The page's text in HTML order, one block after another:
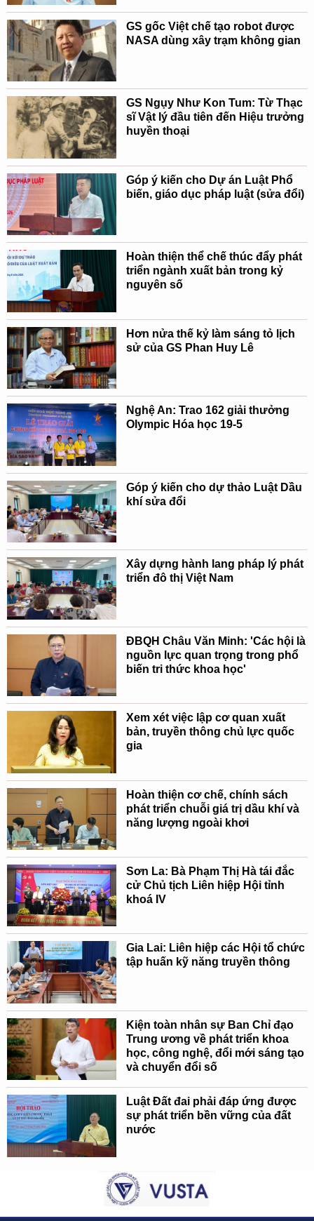
GS gốc Việt chế tạo robot được
NASA dùng xây trạm không gian
GS Ngụy Như Kon Tum: Từ Thạc
sĩ Vật lý đầu tiên đến Hiệu trưởng
huyền thoại
Góp ý kiến cho Dự án Luật Phổ
biến, giáo dục pháp luật (sửa đổi)
Hoàn thiện thể chế thúc đẩy phát
triển ngành xuất bản trong kỷ
nguyên số
Hơn nửa thế kỷ làm sáng tỏ lịch
sử của GS Phan Huy Lê
Nghệ An: Trao 162 giải thưởng
Olympic Hóa học 19-5
Góp ý kiến cho dự thảo Luật Dầu
khí sửa đổi
Xây dựng hành lang pháp lý phát
triển đô thị Việt Nam
ĐBQH Châu Văn Minh: 'Các hội là
nguồn lực quan trọng trong phổ
biến tri thức khoa học'
Xem xét việc lập cơ quan xuất
bản, truyền thông chủ lực quốc
gia
Hoàn thiện cơ chế, chính sách
phát triển chuỗi giá trị dầu khí và
năng lượng ngoài khơi
Sơn La: Bà Phạm Thị Hà tái đắc
cử Chủ tịch Liên hiệp Hội tỉnh
khoá IV
Gia Lai: Liên hiệp các Hội tổ chức
tập huấn kỹ năng truyền thông
Kiện toàn nhân sự Ban Chỉ đạo
Trung ương về phát triển khoa
học, công nghệ, đổi mới sáng tạo
và chuyển đổi số
Luật Đất đai phải đáp ứng được
sự phát triển bền vững của đất
nước